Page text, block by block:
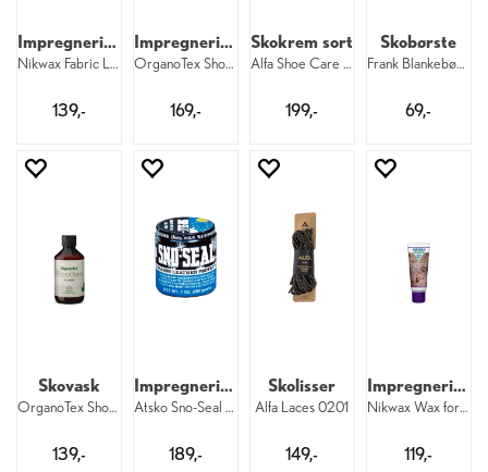
Impregnering for sko
Nikwax Fabric Leather Proof Spray 125 ml
139,-
Impregnering for sko
OrganoTex ShoeCare Waterproofing 300 ml
169,-
Skokrem sort
Alfa Shoe Care Polish 1100
199,-
Skobørste
Frank Blankebørste med påsmører
69,-
Skovask
OrganoTex ShoeCare Cleaner 300 ml
139,-
Impregnering for sko
Atsko Sno-Seal Beeswax
189,-
Skolisser
Alfa Laces 0201
149,-
Impregnering til glatt lær
Nikwax Wax for Leather 100 ml
119,-